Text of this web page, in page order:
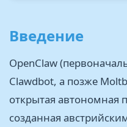
Введение
OpenClaw
Clawdbot, а позже
открытая автономная
созданная